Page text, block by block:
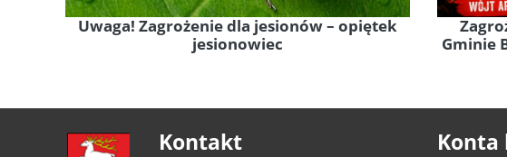
Uwaga! Zagrożenie dla jesionów – opiętek
jesionowiec
Gminie
Kontakt Konta